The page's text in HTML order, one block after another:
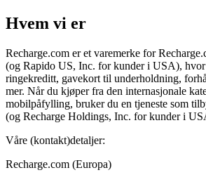
Hvem vi er
Recharge.com er et varemerke for
(og Rapido US, Inc. for kunder i USA),
ringekreditt, gavekort til underholdning,
mer. Når du kjøper fra den internasjonale
mobilpåfylling, bruker du en tjeneste som
(og Recharge Holdings, Inc. for kunder i
Våre (kontakt)detaljer:
Recharge.com (Europa)